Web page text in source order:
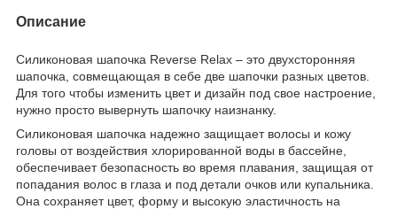
Описание
Силиконовая шапочка Reverse Relax – это двухсторонняя
шапочка, совмещающая в себе две шапочки разных цветов.
Для того чтобы изменить цвет и дизайн под свое настроение,
нужно просто вывернуть шапочку наизнанку.
Силиконовая шапочка надежно защищает волосы и кожу
головы от воздействия хлорированной воды в бассейне,
обеспечивает безопасность во время плавания, защищая от
попадания волос в глаза и под детали очков или купальника.
Она сохраняет цвет, форму и высокую эластичность на